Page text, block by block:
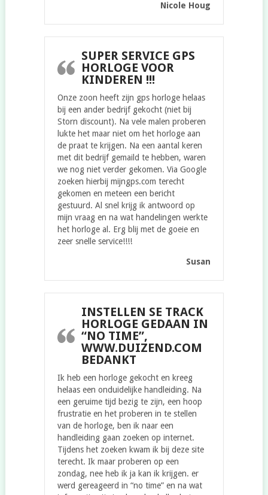
Nicole Houg
SUPER SERVICE GPS
HORLOGE VOOR
KINDEREN !!!
Onze zoon heeft zijn gps horloge helaas
bij een ander bedrijf gekocht (niet bij
Storn discount). Na vele malen proberen
lukte het maar niet om het horloge aan
de praat te krijgen. Na een aantal keren
met dit bedrijf gemaild te hebben, waren
we nog niet verder gekomen. Via Google
zoeken hierbij mijngps.com terecht
gekomen en meteen een bericht
gestuurd. Al snel krijg ik antwoord op
mijn vraag en na wat handelingen werkte
het horloge al. Erg blij met de goeie en
zeer snelle service!!!!
Susan
INSTELLEN SE TRACK
HORLOGE GEDAAN IN
“NO TIME”,
WWW.DUIZEND.COM
BEDANKT
Ik heb een horloge gekocht en kreeg
helaas een onduidelijke handleiding. Na
een geruime tijd bezig te zijn, een hoop
frustratie en het proberen in te stellen
van de horloge, ben ik naar een
handleiding gaan zoeken op internet.
Tijdens het zoeken kwam ik bij deze site
terecht. Ik maar proberen op een
zondag, nee heb ik ja kan ik krijgen. er
werd gereageerd in “no time” en na wat